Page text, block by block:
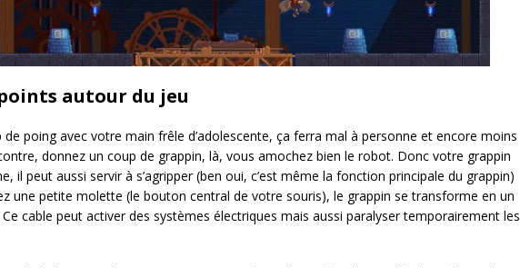
autour du jeu
de poing avec votre main frêle d’adolescente, ça ferra mal à personne et encore moins
donnez un coup de grappin, là, vous amochez bien le robot. Donc votre grappin
il peut aussi servir à s’agripper (ben oui, c’est même la fonction principale du grappin)
une petite molette (le bouton central de votre souris), le grappin se transforme en un
cable peut activer des systèmes électriques mais aussi paralyser temporairement les